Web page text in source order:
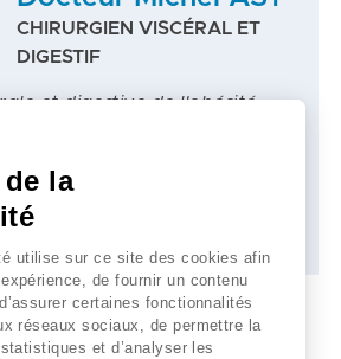
CHIRURGIEN VISCÉRAL ET
DIGESTIF
et digestive de l'obésité
la
utilise sur ce site des cookies afin
de fournir un contenu
certaines fonctionnalités
réseaux sociaux, de permettre la
et d’analyser les